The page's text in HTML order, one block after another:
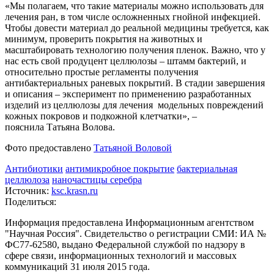
«Мы полагаем, что такие материалы можно использовать для
лечения ран, в том числе осложненных гнойной инфекцией.
Чтобы довести материал до реальной медицины требуется, как
минимум, проверить покрытия на животных и
масштабировать технологию получения пленок. Важно, что у
нас есть свой продуцент целлюлозы – штамм бактерий, и
относительно простые регламенты получения
антибактериальных раневых покрытий. В стадии завершения
и описания – эксперимент по применению разработанных
изделий из целлюлозы для лечения модельных повреждений
кожных покровов и подкожной клетчатки», –
пояснила Татьяна Волова.
Фото предоставлено Татьяной Воловой
Антибиотики антимикробное покрытие бактериальная
целлюлоза наночастицы серебра
Источник: ksc.krasn.ru
Поделиться:
Информация предоставлена Информационным агентством
"Научная Россия". Свидетельство о регистрации СМИ: ИА №
ФС77-62580, выдано Федеральной службой по надзору в
сфере связи, информационных технологий и массовых
коммуникаций 31 июля 2015 года.